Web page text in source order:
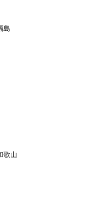
島
歌山